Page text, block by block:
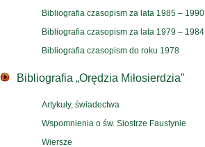
Bibliografia czasopism za lata 1985 – 1990
Bibliografia czasopism za lata 1979 – 1984
Bibliografia czasopism do roku 1978
Bibliografia „Orędzia Miłosierdzia”
Artykuły, świadectwa
Wspomnienia o św. Siostrze Faustynie
Wiersze